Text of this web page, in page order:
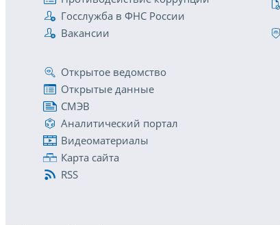
Госслужба в ФНС России
Вакансии
Открытое ведомство
Открытые данные
СМЭВ
Аналитический портал
Видеоматериалы
Карта сайта
RSS